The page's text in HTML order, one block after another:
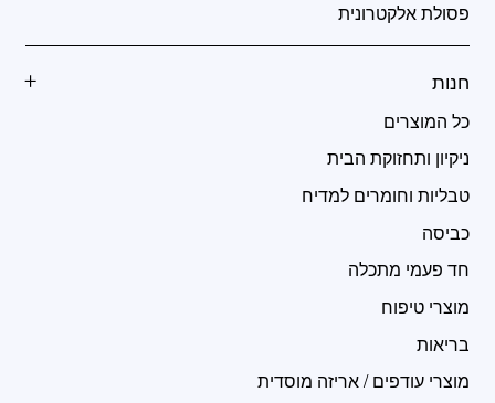
פסולת אלקטרונית
חנות
כל המוצרים
ניקיון ותחזוקת הבית
טבליות וחומרים למדיח
כביסה
חד פעמי מתכלה
מוצרי טיפוח
בריאות
מוצרי עודפים / אריזה מוסדית